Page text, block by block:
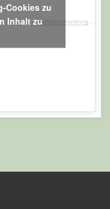
Cookies zu
Inhalt zu